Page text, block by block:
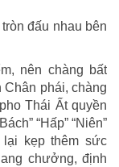
đấu nhau bên
nên chàng bất
Chân phái, chàng
Thái Ất quyền
“Hấp” “Niên”
lại kẹp thêm sức
chưởng, định